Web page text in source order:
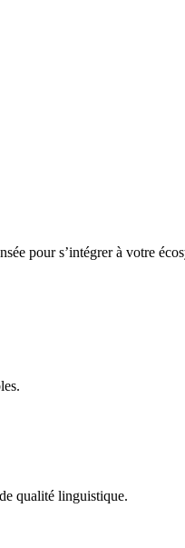
pour s’intégrer à votre
qualité linguistique.